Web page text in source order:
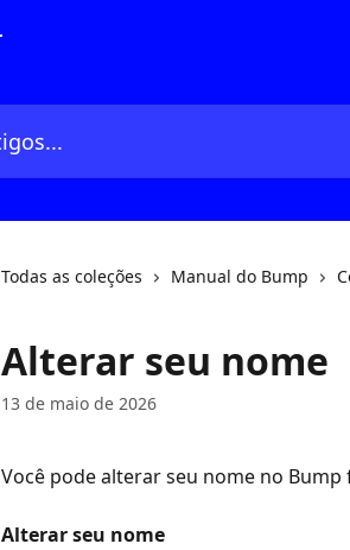
Todas as coleções Manual do Bump
Alterar seu nome
13 de maio de 2026
Você pode alterar seu nome no
Alterar seu nome